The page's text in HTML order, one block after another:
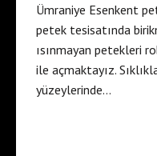
Ümraniye Esenkent
petek tesisatında
ısınmayan petekleri
ile açmaktayız.
yüzeylerinde…